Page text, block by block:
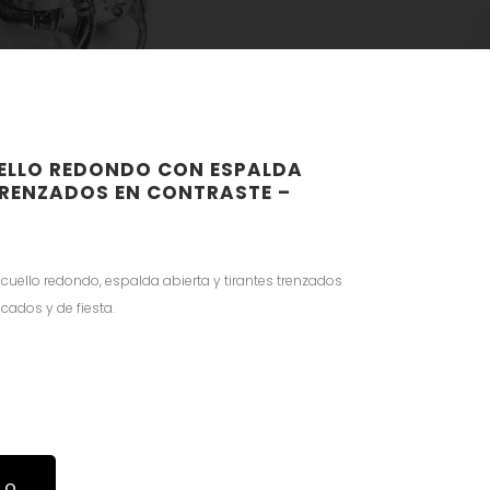
REDONDO CON ESPALDA
EN CONTRASTE –
redondo, espalda abierta y tirantes trenzados
y de fiesta.